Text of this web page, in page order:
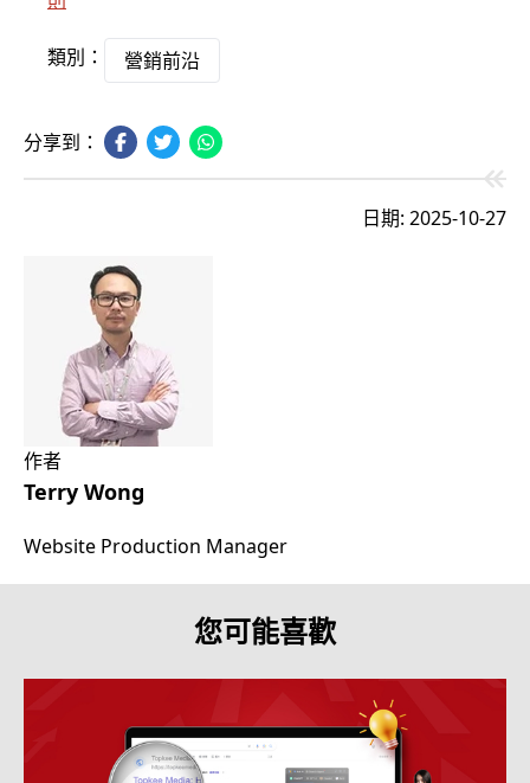
類別： 營銷前沿
分享到：
日期: 2025-10-27
作者
Terry Wong
Website Production Manager
您可能喜歡